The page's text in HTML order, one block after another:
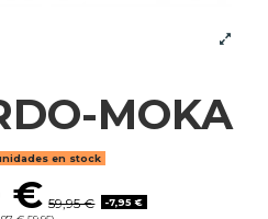
MOKA
en stock
€ 59,95 €
-7,95 €